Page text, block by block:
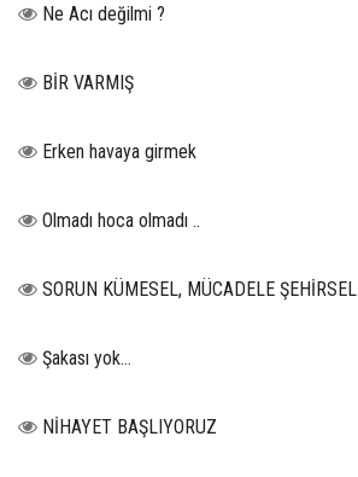
Ne Acı değilmi ?
BİR VARMIŞ
Erken havaya girmek
Olmadı hoca olmadı ..
SORUN KÜMESEL, MÜCADELE ŞEHİRSEL
Şakası yok…
NİHAYET BAŞLIYORUZ